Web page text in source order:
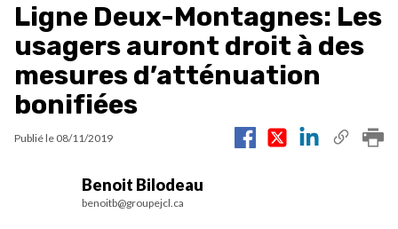
Ligne Deux-Montagnes: Les
usagers auront droit à des
mesures d’atténuation
bonifiées
Publié le 08/11/2019
Benoit Bilodeau
benoitb@groupejcl.ca